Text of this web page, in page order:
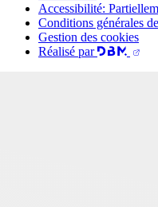
Accessibilité:
Conditions générales
Gestion des cookies
Réalisé par